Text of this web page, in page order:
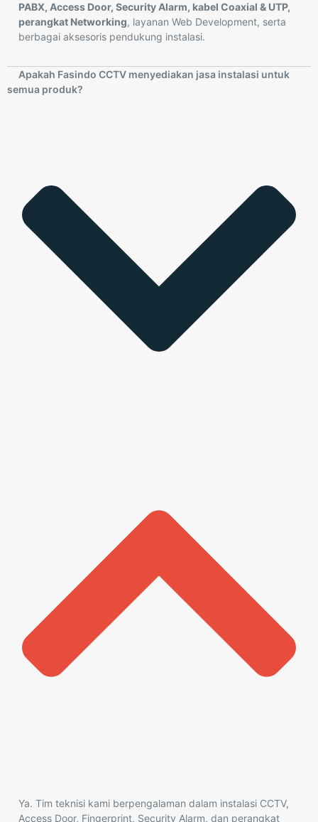
PABX, Access Door, Security Alarm, kabel Coaxial & UTP,
perangkat Networking, layanan Web Development, serta
berbagai aksesoris pendukung instalasi.
Apakah Fasindo CCTV menyediakan jasa instalasi untuk
semua produk?
Ya. Tim teknisi kami berpengalaman dalam instalasi CCTV,
Access Door, Fingerprint, Security Alarm, dan perangkat